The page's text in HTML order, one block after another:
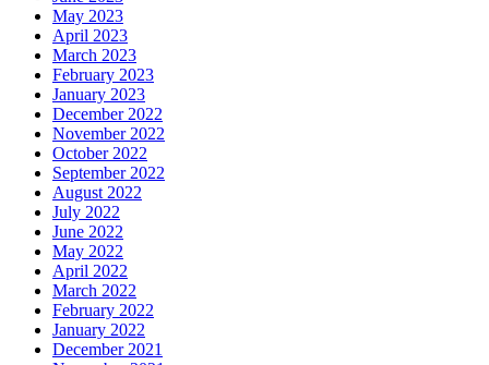
May 2023
April 2023
March 2023
February 2023
January 2023
December 2022
November 2022
October 2022
September 2022
August 2022
July 2022
June 2022
May 2022
April 2022
March 2022
February 2022
January 2022
December 2021